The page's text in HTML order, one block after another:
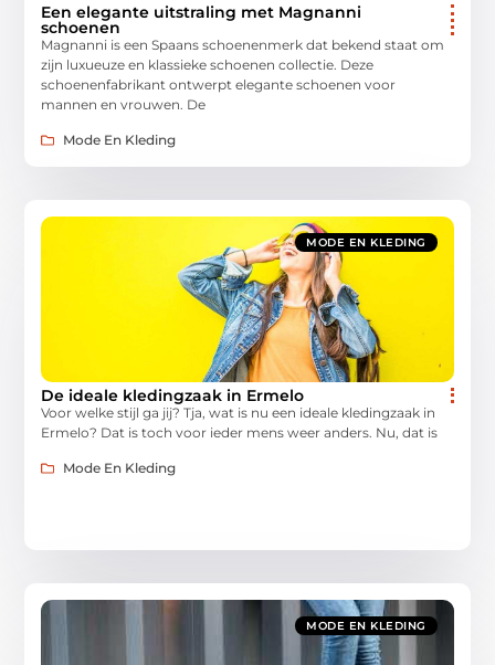
Een elegante uitstraling met Magnanni
schoenen
Magnanni is een Spaans schoenenmerk dat bekend staat om
zijn luxueuze en klassieke schoenen collectie. Deze
schoenenfabrikant ontwerpt elegante schoenen voor
mannen en vrouwen. De
Mode En Kleding
MODE EN KLEDING
De ideale kledingzaak in Ermelo
Voor welke stijl ga jij? Tja, wat is nu een ideale kledingzaak in
Ermelo? Dat is toch voor ieder mens weer anders. Nu, dat is
Mode En Kleding
MODE EN KLEDING